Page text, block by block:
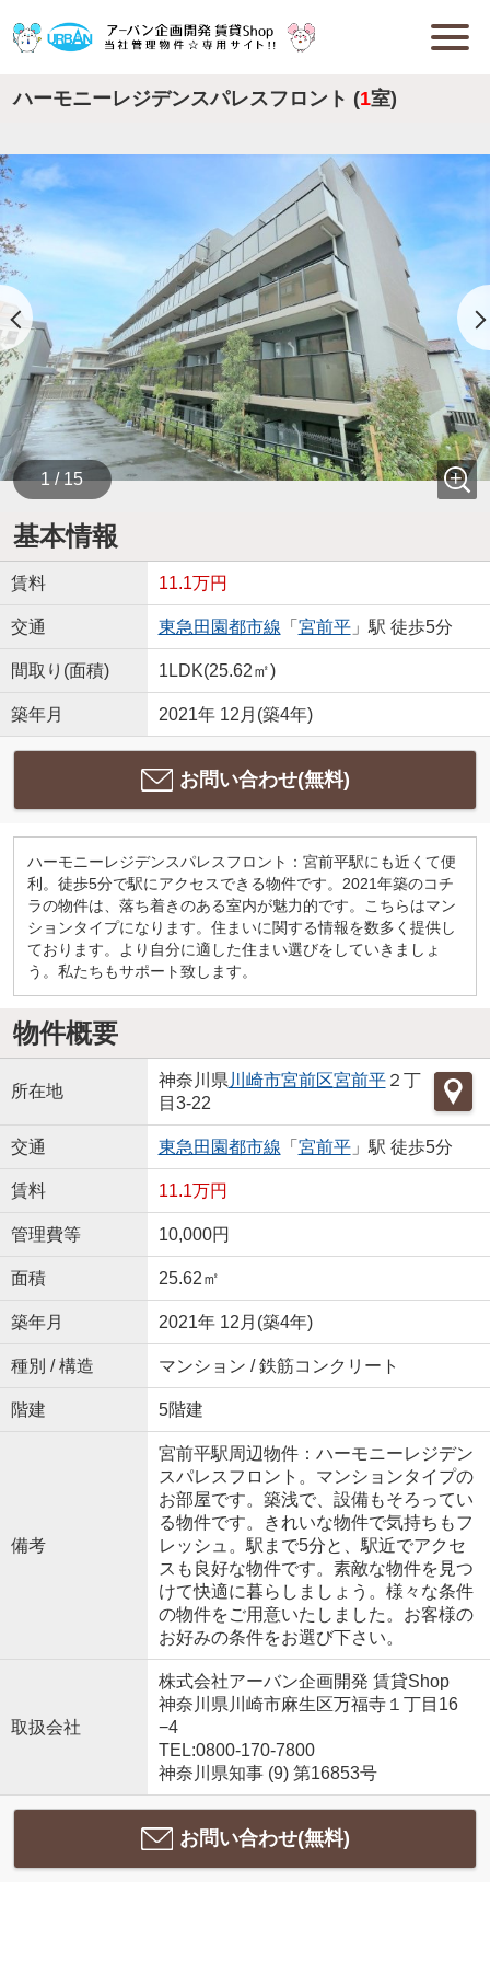
ハーモニーレジデンスパレスフロント (1室)
1 / 15
基本情報
賃料 11.1万円
交通 東急田園都市線 「 宮前平」駅 徒歩5分
間取り(面積) 1LDK(25.62㎡)
築年月 2021年 12月(築4年)
お問い合わせ(無料)
ハーモニーレジデンスパレスフロント：宮前平駅にも近くて便
利。徒歩5分で駅にアクセスできる物件です。2021年築のコチ
ラの物件は、落ち着きのある室内が魅力的です。こちらはマン
ションタイプになります。住まいに関する情報を数多く提供し
ております。より自分に適した住まい選びをしていきましょ
う。私たちもサポート致します。
物件概要
所在地
神奈川県 川崎市宮前区宮前平２丁
目3-22
交通 東急田園都市線 「 宮前平」駅 徒歩5分
賃料 11.1万円
管理費等 10,000円
面積 25.62㎡
築年月 2021年 12月(築4年)
種別 / 構造 マンション / 鉄筋コンクリート
階建 5階建
備考
宮前平駅周辺物件：ハーモニーレジデン
スパレスフロント。マンションタイプの
お部屋です。築浅で、設備もそろってい
る物件です。きれいな物件で気持ちもフ
レッシュ。駅まで5分と、駅近でアクセ
スも良好な物件です。素敵な物件を見つ
けて快適に暮らしましょう。様々な条件
の物件をご用意いたしました。お客様の
お好みの条件をお選び下さい。
取扱会社
株式会社アーバン企画開発 賃貸Shop
神奈川県川崎市麻生区万福寺１丁目16
−4
TEL:0800-170-7800
神奈川県知事 (9) 第16853号
お問い合わせ(無料)